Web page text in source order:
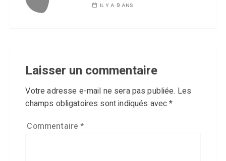
IL Y A 9 ANS
Laisser un commentaire
Votre adresse e-mail ne sera pas publiée. Les
champs obligatoires sont indiqués avec*
Commentaire*